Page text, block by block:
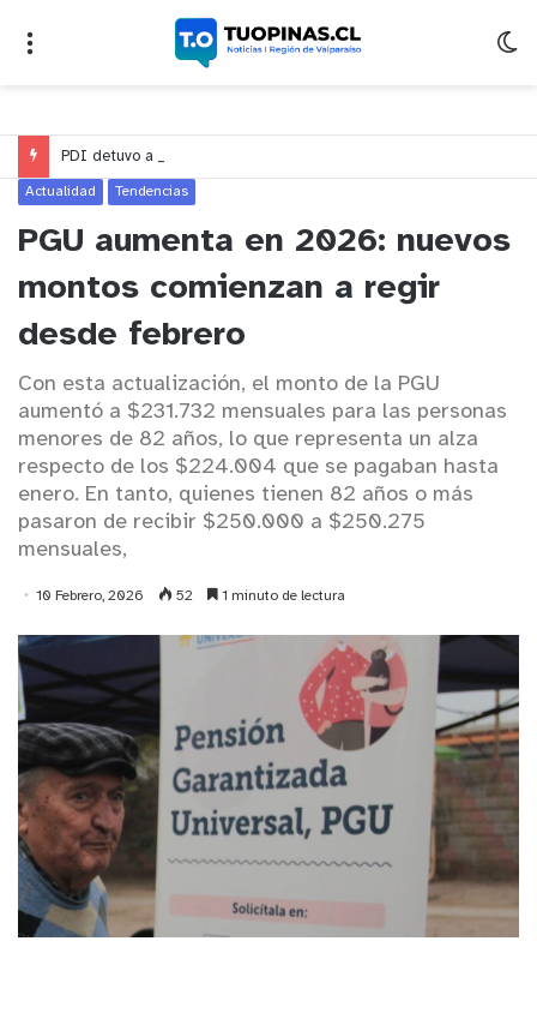
Actualidad Tendencias
PGU aumenta en 2026: nuevos
montos comienzan a regir
desde febrero
Con esta actualización, el monto de la PGU
aumentó a $231.732 mensuales para las personas
menores de 82 años, lo que representa un alza
respecto de los $224.004 que se pagaban hasta
enero. En tanto, quienes tienen 82 años o más
pasaron de recibir $250.000 a $250.275
mensuales,
10 Febrero, 2026 52 1 minuto de lectura